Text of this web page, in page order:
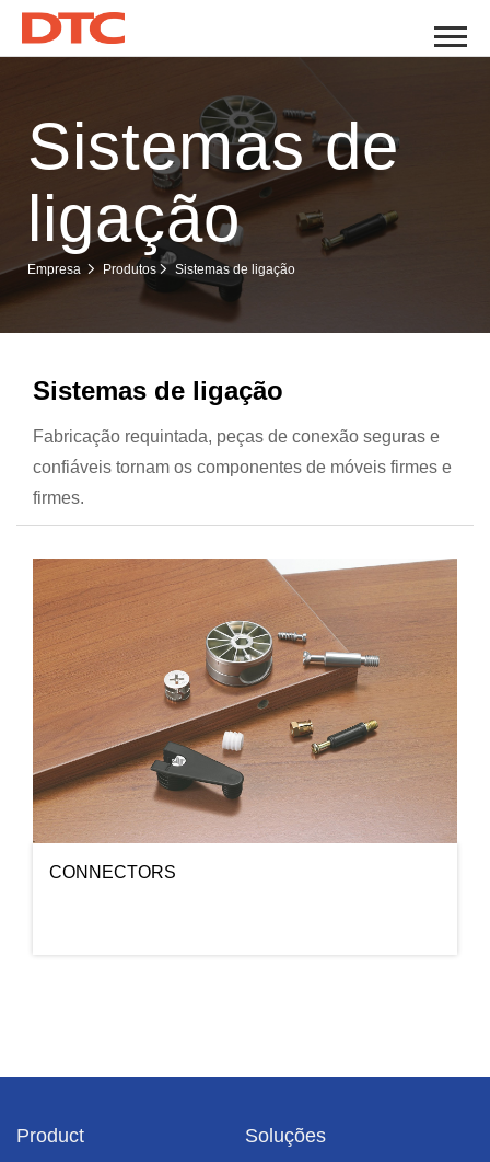
Sistemas de
ligação
Empresa Produtos Sistemas de ligação
Sistemas de ligação
Fabricação requintada, peças de conexão seguras e
confiáveis tornam os componentes de móveis firmes e
firmes.
CONNECTORS
Product Soluções